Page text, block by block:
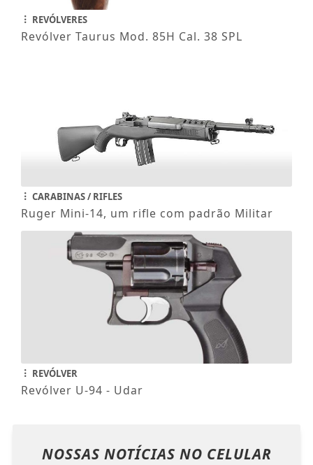
REVÓLVERES
Revólver Taurus Mod. 85H Cal. 38 SPL
CARABINAS / RIFLES
Ruger Mini-14, um rifle com padrão Militar
REVÓLVER
Revólver U-94 - Udar
NOSSAS NOTÍCIAS NO CELULAR